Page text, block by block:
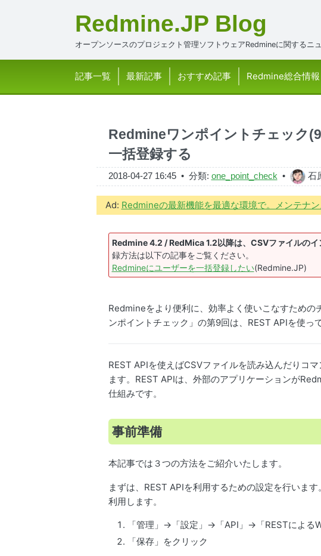
Redmine.JP Blog
オープンソースのプロジェクト管理ソフトウェアRedmineに関する
記事一覧 最新記事 おすすめ記事 Redmine総合情報
Redmineワンポイントチェック
一括登録する
2018-04-27 16:45 • 分類: one_point_check • 石
Ad: Redmineの最新機能を最適な環境で。メンテナ
Redmine 4.2 / RedMica 1.2以降は、CSVファイルのイ
録方法は以下の記事をご覧ください。
Redmineにユーザーを一括登録したい(Redmine.JP)
Redmineをより便利に、効率よく使いこなすため
ンポイントチェック」の第9回は、REST APIを使っ
REST APIを使えばCSVファイルを読み込んだりコ
ます。REST APIは、外部のアプリケーションが
仕組みです。
事前準備
本記事では３つの方法をご紹介いたします。
まずは、REST APIを利用するための設定を行いま
利用します。
「管理」→「設定」→「API」→「RESTによる
「保存」をクリック